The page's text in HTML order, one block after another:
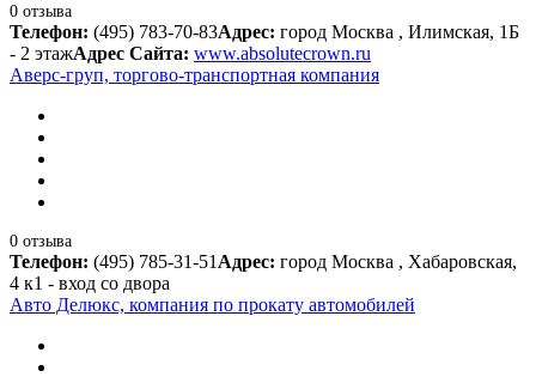
0 отзыва
Телефон: (495) 783-70-83Адрес: город Москва , Илимская, 1Б
- 2 этажАдрес Сайта: www.absolutecrown.ru
Аверс-груп, торгово-транспортная компания
0 отзыва
Телефон: (495) 785-31-51 Адрес: город Москва , Хабаровская,
4 к1 - вход со двора
Авто Делюкс, компания по прокату автомобилей